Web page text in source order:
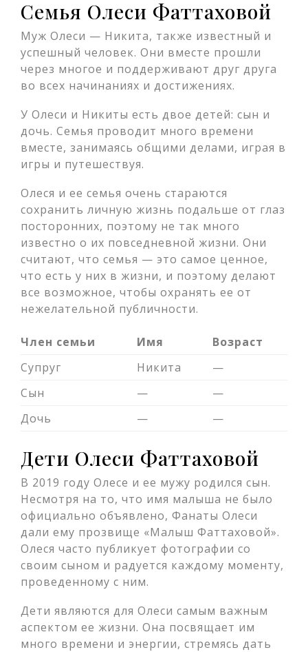
Семья Олеси Фаттаховой
Муж Олеси — Никита, также известный и
успешный человек. Они вместе прошли
через многое и поддерживают друг друга
во всех начинаниях и достижениях.
У Олеси и Никиты есть двое детей: сын и
дочь. Семья проводит много времени
вместе, занимаясь общими делами, играя в
игры и путешествуя.
Олеся и ее семья очень стараются
сохранить личную жизнь подальше от глаз
посторонних, поэтому не так много
известно о их повседневной жизни. Они
считают, что семья — это самое ценное,
что есть у них в жизни, и поэтому делают
все возможное, чтобы охранять ее от
нежелательной публичности.
Член семьи Имя
Возраст
Супруг
Никита
—
Сын
—
—
Дочь
— —
Дети Олеси Фаттаховой
В 2019 году Олесе и ее мужу родился сын.
Несмотря на то, что имя малыша не было
официально объявлено, Фанаты Олеси
дали ему прозвище «Малыш Фаттаховой».
Олеся часто публикует фотографии со
своим сыном и радуется каждому моменту,
проведенному с ним.
Дети являются для Олеси самым важным
аспектом ее жизни. Она посвящает им
много времени и энергии, стремясь дать